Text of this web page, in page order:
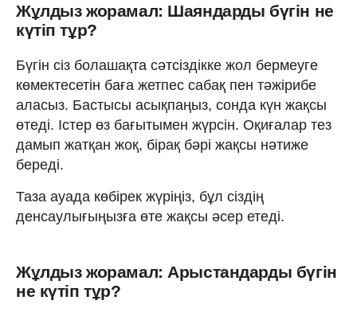
Жұлдыз жорамал: Шаяндарды бүгін не
күтіп тұр?
Бүгін сіз болашақта сәтсіздікке жол бермеуге
көмектесетін баға жетпес сабақ пен тәжірибе
аласыз. Бастысы асықпаңыз, сонда күн жақсы
өтеді. Істер өз бағытымен жүрсін. Оқиғалар тез
дамып жатқан жоқ, бірақ бәрі жақсы нәтиже
береді.
Таза ауада көбірек жүріңіз, бұл сіздің
денсаулығыңызға өте жақсы әсер етеді.
Жұлдыз жорамал: Арыстандарды бүгін
не күтіп тұр?